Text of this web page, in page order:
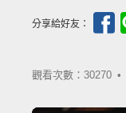
分享給好友：
觀看次數：30270 •